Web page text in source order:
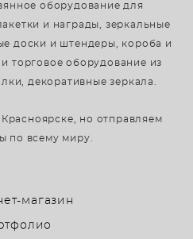
оборудование для
и награды, зеркальные
доски и штендеры, короба и
торговое оборудование из
декоративные зеркала.
но отправляем
по всему миру.
магазин